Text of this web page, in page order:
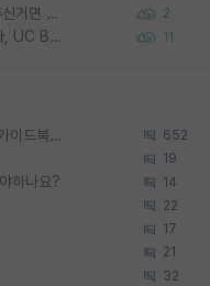
컨택이후 랩매니저, PhD학생들 소개 시켜주신거면 거의 컨펌에 가깝나요? 2
Korea University 수학, 컴퓨터과학 이학사, UC Berkeley 산업공학 대학원 공학박사가 되는 것은 쉽지 않겠죠? 11
[무료] 2026 미국 대학원 유학 스타터팩 - 가이드북 & 합격자 컨택메일 템플릿 652
19
하나요? 14
22
17
21
32